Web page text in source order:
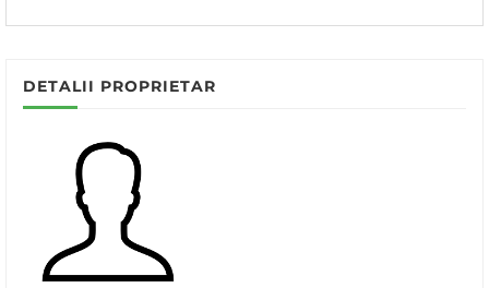
DETALII PROPRIETAR